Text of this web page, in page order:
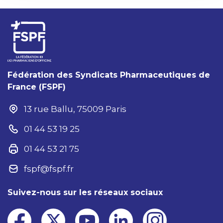
Fédération des Syndicats Pharmaceutiques de
France (FSPF)
13 rue Ballu, 75009 Paris
01 44 53 19 25
01 44 53 21 75
fspf@fspf.fr
Suivez-nous sur les réseaux sociaux